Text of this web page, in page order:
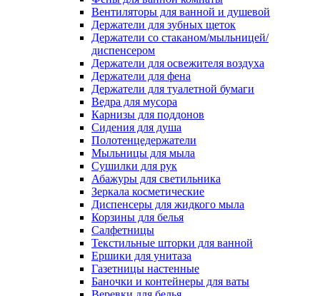
Вентиляторы для ванной и душевой
Держатели для зубных щеток
Держатели со стаканом/мыльницей/
диспенсером
Держатели для освежителя воздуха
Держатели для фена
Держатели для туалетной бумаги
Ведра для мусора
Карнизы для поддонов
Сидения для душа
Полотенцедержатели
Мыльницы для мыла
Сушилки для рук
Абажуры для светильника
Зеркала косметические
Диспенсеры для жидкого мыла
Корзины для белья
Салфетницы
Текстильные шторки для ванной
Ершики для унитаза
Газетницы настенные
Баночки и контейнеры для ваты